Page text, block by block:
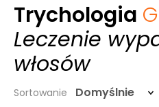
Trychologia
Leczenie
włosów
Sortowanie Domyślnie